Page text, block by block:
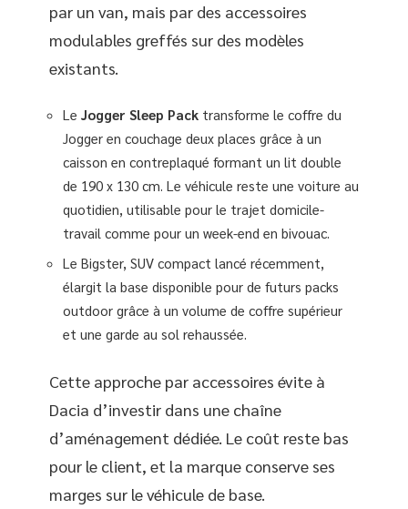
par un van, mais par des accessoires
modulables greffés sur des modèles
existants.
Le Jogger Sleep Pack transforme le coffre du
Jogger en couchage deux places grâce à un
caisson en contreplaqué formant un lit double
de 190 x 130 cm. Le véhicule reste une voiture au
quotidien, utilisable pour le trajet domicile-
travail comme pour un week-end en bivouac.
Le Bigster, SUV compact lancé récemment,
élargit la base disponible pour de futurs packs
outdoor grâce à un volume de coffre supérieur
et une garde au sol rehaussée.
Cette approche par accessoires évite à
Dacia d’investir dans une chaîne
d’aménagement dédiée. Le coût reste bas
pour le client, et la marque conserve ses
marges sur le véhicule de base.